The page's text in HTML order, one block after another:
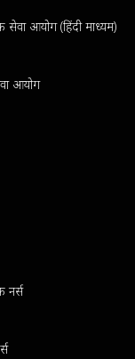
सेवा आयोग (हिंदी माध्यम)
आयोग
नर्स